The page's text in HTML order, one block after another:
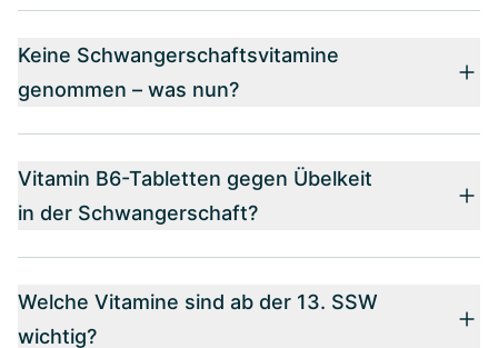
Keine Schwangerschaftsvitamine
genommen – was nun?
Vitamin B6-Tabletten gegen Übelkeit
in der Schwangerschaft?
Welche Vitamine sind ab der 13. SSW
wichtig?